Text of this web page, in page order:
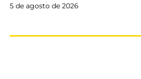
5 de agosto de 2026